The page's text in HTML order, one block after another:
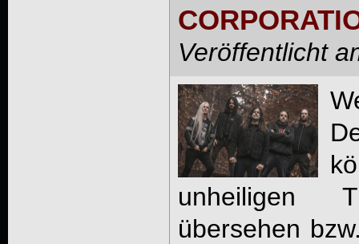
Veröffentlicht
unheiligen
übersehen